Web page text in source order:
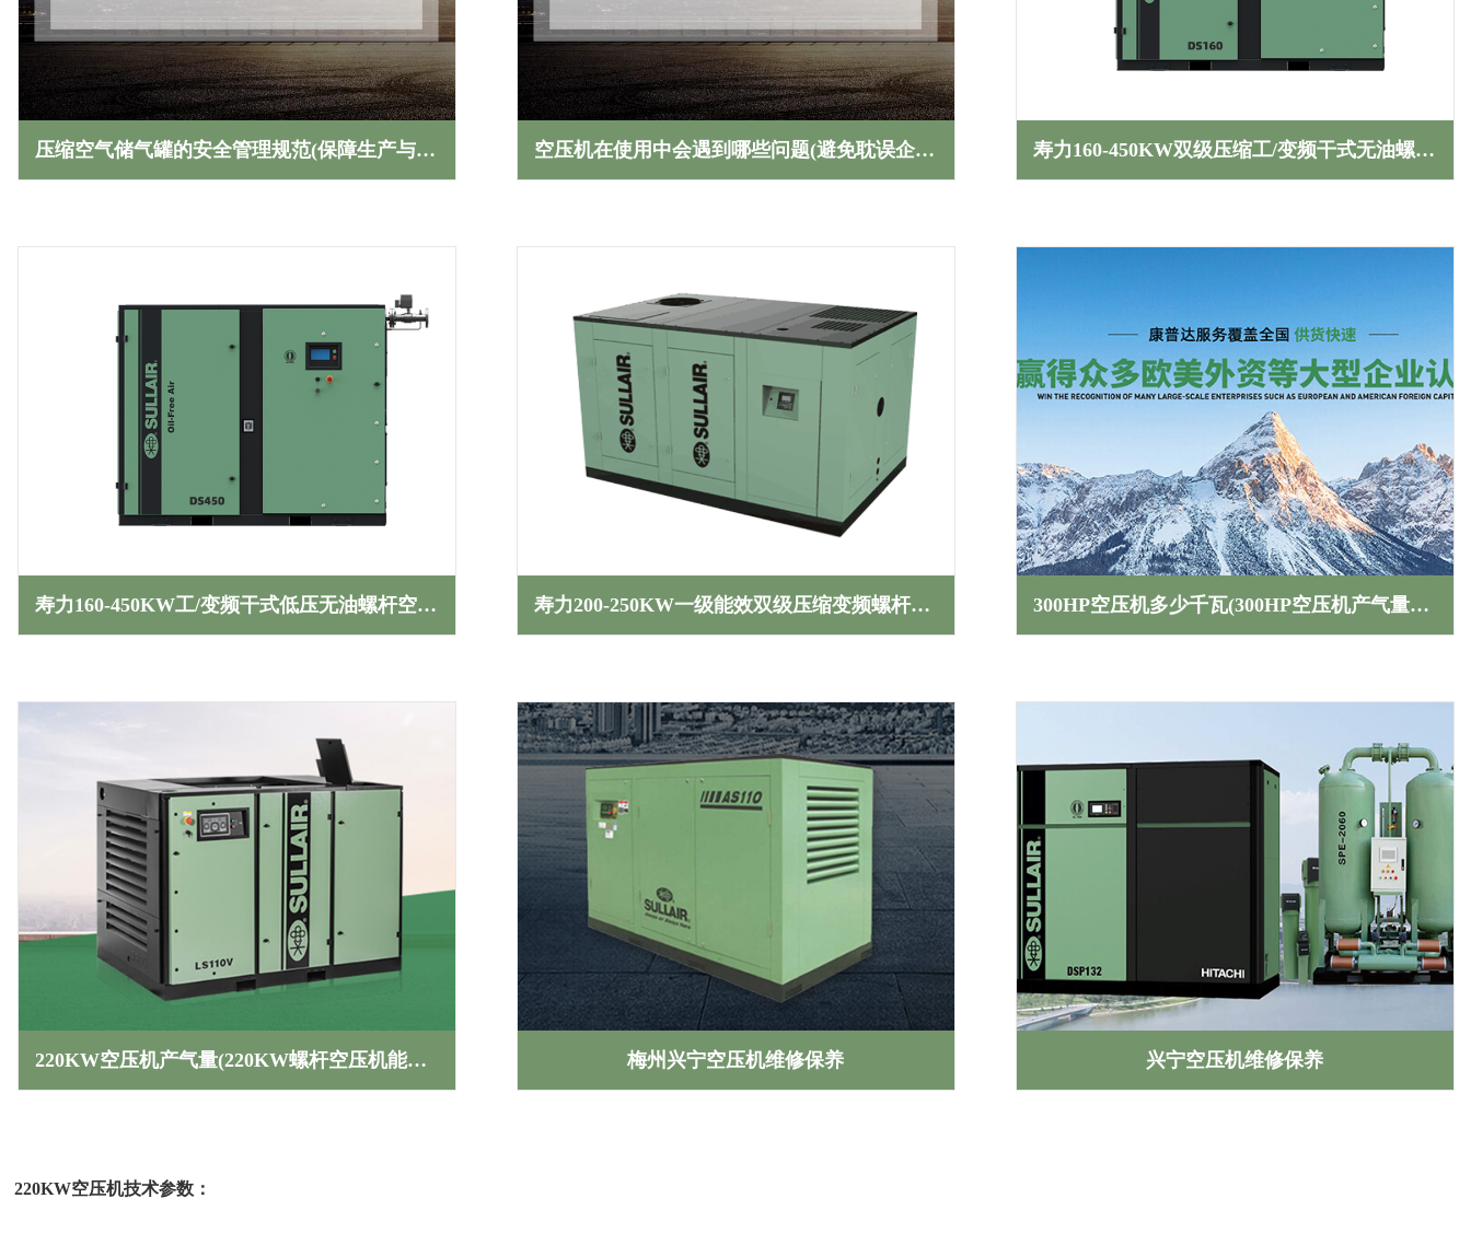
压缩空气储气罐的安全管理规范(保障生产与预防事故) 空压机在使用中会遇到哪些问题(避免耽误企业生产) 寿力160-450KW双级压缩工/变频干式无油螺杆空压机DS系列
寿力160-450KW工/变频干式低压无油螺杆空压机DS系列 寿力200-250KW一级能效双级压缩变频螺杆空压机TH系列 300HP空压机多少千瓦(300HP空压机产气量多少立方)
220KW空压机产气量(220KW螺杆空压机能达到几个压力) 梅州兴宁空压机维修保养 兴宁空压机维修保养
220KW空压机技术参数：